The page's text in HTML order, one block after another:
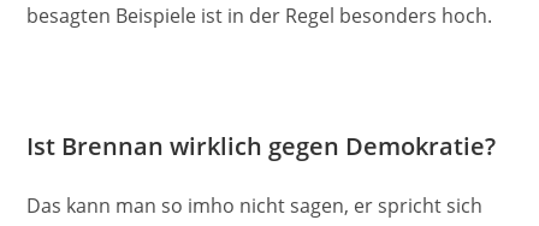
besagten Beispiele ist in der Regel besonders hoch.
Ist Brennan wirklich gegen Demokratie?
Das kann man so imho nicht sagen, er spricht sich